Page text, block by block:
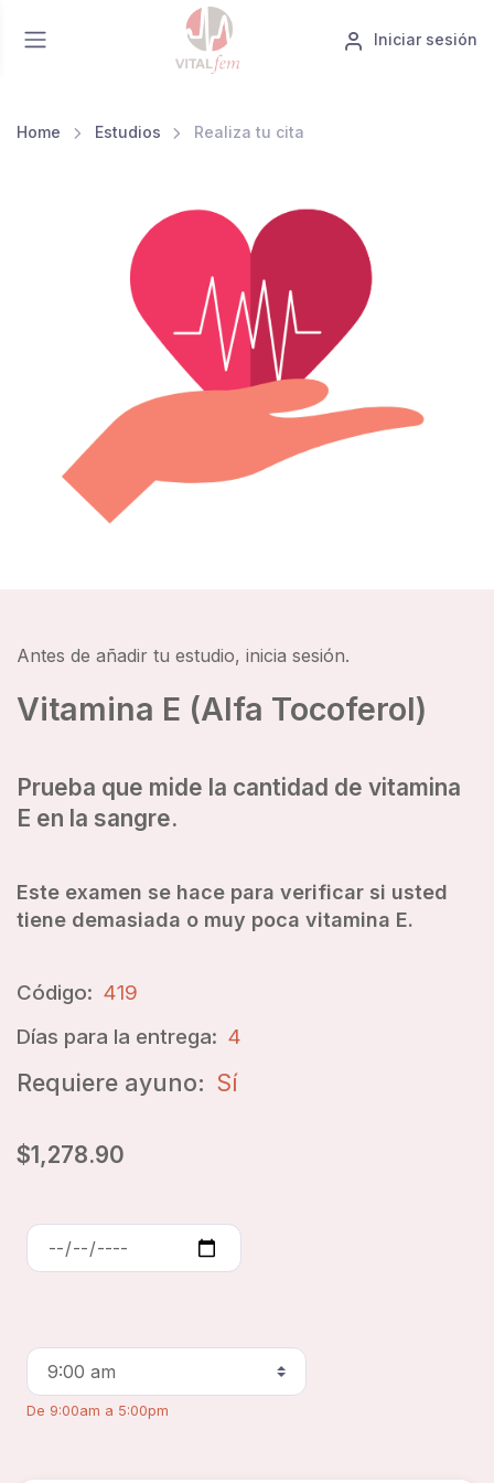
Iniciar sesión
Home Estudios Realiza tu cita
Antes de añadir tu estudio, inicia sesión.
Vitamina E (Alfa Tocoferol)
Prueba que mide la cantidad de vitamina
E en la sangre.
Este examen se hace para verificar si usted
tiene demasiada o muy poca vitamina E.
Código: 419
Días para la entrega: 4
Requiere ayuno: Sí
$1,278.90
De 9:00am a 5:00pm